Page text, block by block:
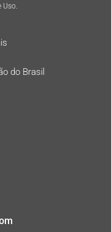
Uso.
do Brasil